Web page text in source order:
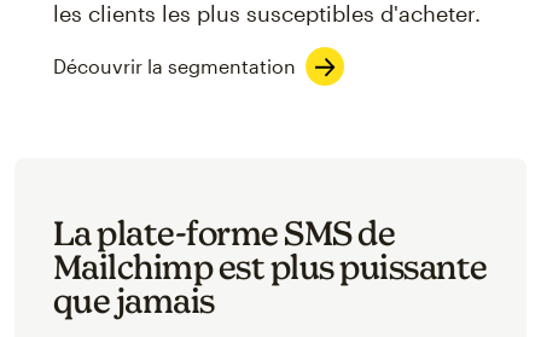
les clients les plus susceptibles d'acheter.
Découvrir la segmentation
La plate-forme SMS de
Mailchimp est plus puissante
que jamais